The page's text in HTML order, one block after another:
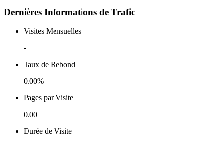
Dernières Informations de Trafic
Visites Mensuelles
-
Taux de Rebond
0.00%
Pages par Visite
0.00
Durée de Visite